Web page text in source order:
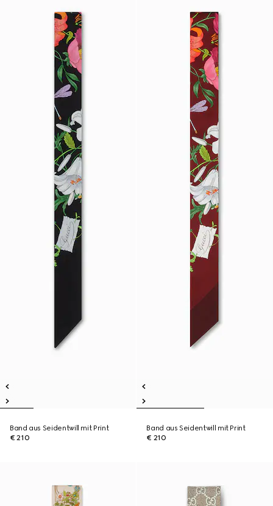
Band aus Seidentwill mit Print
€ 210
Band aus Seidentwill mit Print
€ 210